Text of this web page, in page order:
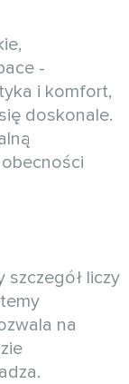
-
i komfort,
doskonale.
szczegół liczy
na